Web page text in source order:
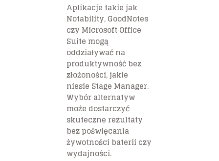
Aplikacje takie jak
Notability, GoodNotes
czy Microsoft Office
Suite mogą
oddziaływać na
produktywność bez
złożoności, jakie
niesie Stage Manager.
Wybór alternatyw
może dostarczyć
skuteczne rezultaty
bez poświęcania
żywotności baterii czy
wydajności.